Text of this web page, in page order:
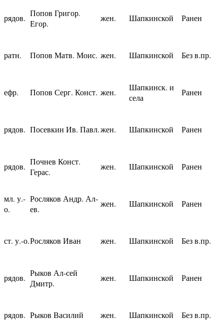
рядов. Попов Григор.
Егор.
жен. Шапкинской Ранен
ратн. Попов Матв. Моис. жен. Шапкинской Без в.пр.
ефр. Попов Серг. Конст. жен.
Шапкинск. и
села
Ранен
рядов. Посевкин Ив. Павл.жен. Шапкинской Ранен
рядов. Почнев Конст.
Герас.
жен. Шапкинской Ранен
мл. у.-
о.
Росляков Андр. Ал-
ев.
жен. Шапкинской Ранен
ст. у.-о.Росляков Иван жен. Шапкинской Без в.пр.
рядов. Рыков Ал-сей
Дмитр.
жен. Шапкинской Ранен
рядов. Рыков Василий жен. Шапкинской Без в.пр.